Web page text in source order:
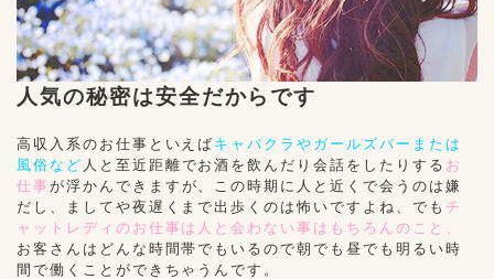
人気の秘密は安全だからです
高収入系のお仕事といえば キャバクラやガールズバーまたは
風俗など 人と至近距離でお酒を飲んだり会話をしたりする お
仕事 が浮かんできますが、この時期に人と近くで会うのは嫌
だし、ましてや夜遅くまで出歩くのは怖いですよね、でも チ
ャットレディのお仕事は人と会わない事はもちろんのこと、
お客さんはどんな時間帯でもいるので朝でも昼でも明るい時
間で働くことができちゃうんです。